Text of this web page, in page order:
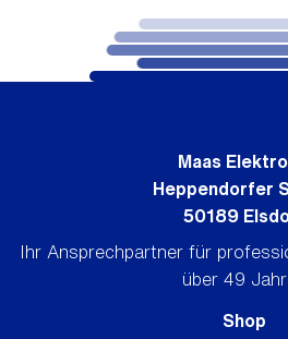
Shop
Maas
Heppendorfer
50189
Ihr Ansprechpartner für
über 49